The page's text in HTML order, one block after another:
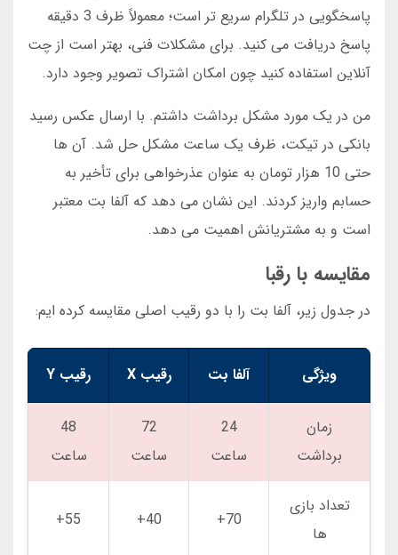
پاسخگویی در تلگرام سریع تر است؛ معمولاً ظرف 3 دقیقه
پاسخ دریافت می کنید. برای مشکلات فنی، بهتر است از چت
آنلاین استفاده کنید چون امکان اشتراک تصویر وجود دارد.
من در یک مورد مشکل برداشت داشتم. با ارسال عکس رسید
بانکی در تیکت، ظرف یک ساعت مشکل حل شد. آن ها
حتی 10 هزار تومان به عنوان عذرخواهی برای تأخیر به
حسابم واریز کردند. این نشان می دهد که آلفا بت معتبر
است و به مشتریانش اهمیت می دهد.
مقایسه با رقبا
در جدول زیر، آلفا بت را با دو رقیب اصلی مقایسه کرده ایم:
ویژگی آلفا بت رقیب X رقیب Y
زمان
برداشت
24
ساعت
72
ساعت
48
ساعت
تعداد بازی
ها
70+
40+
55+